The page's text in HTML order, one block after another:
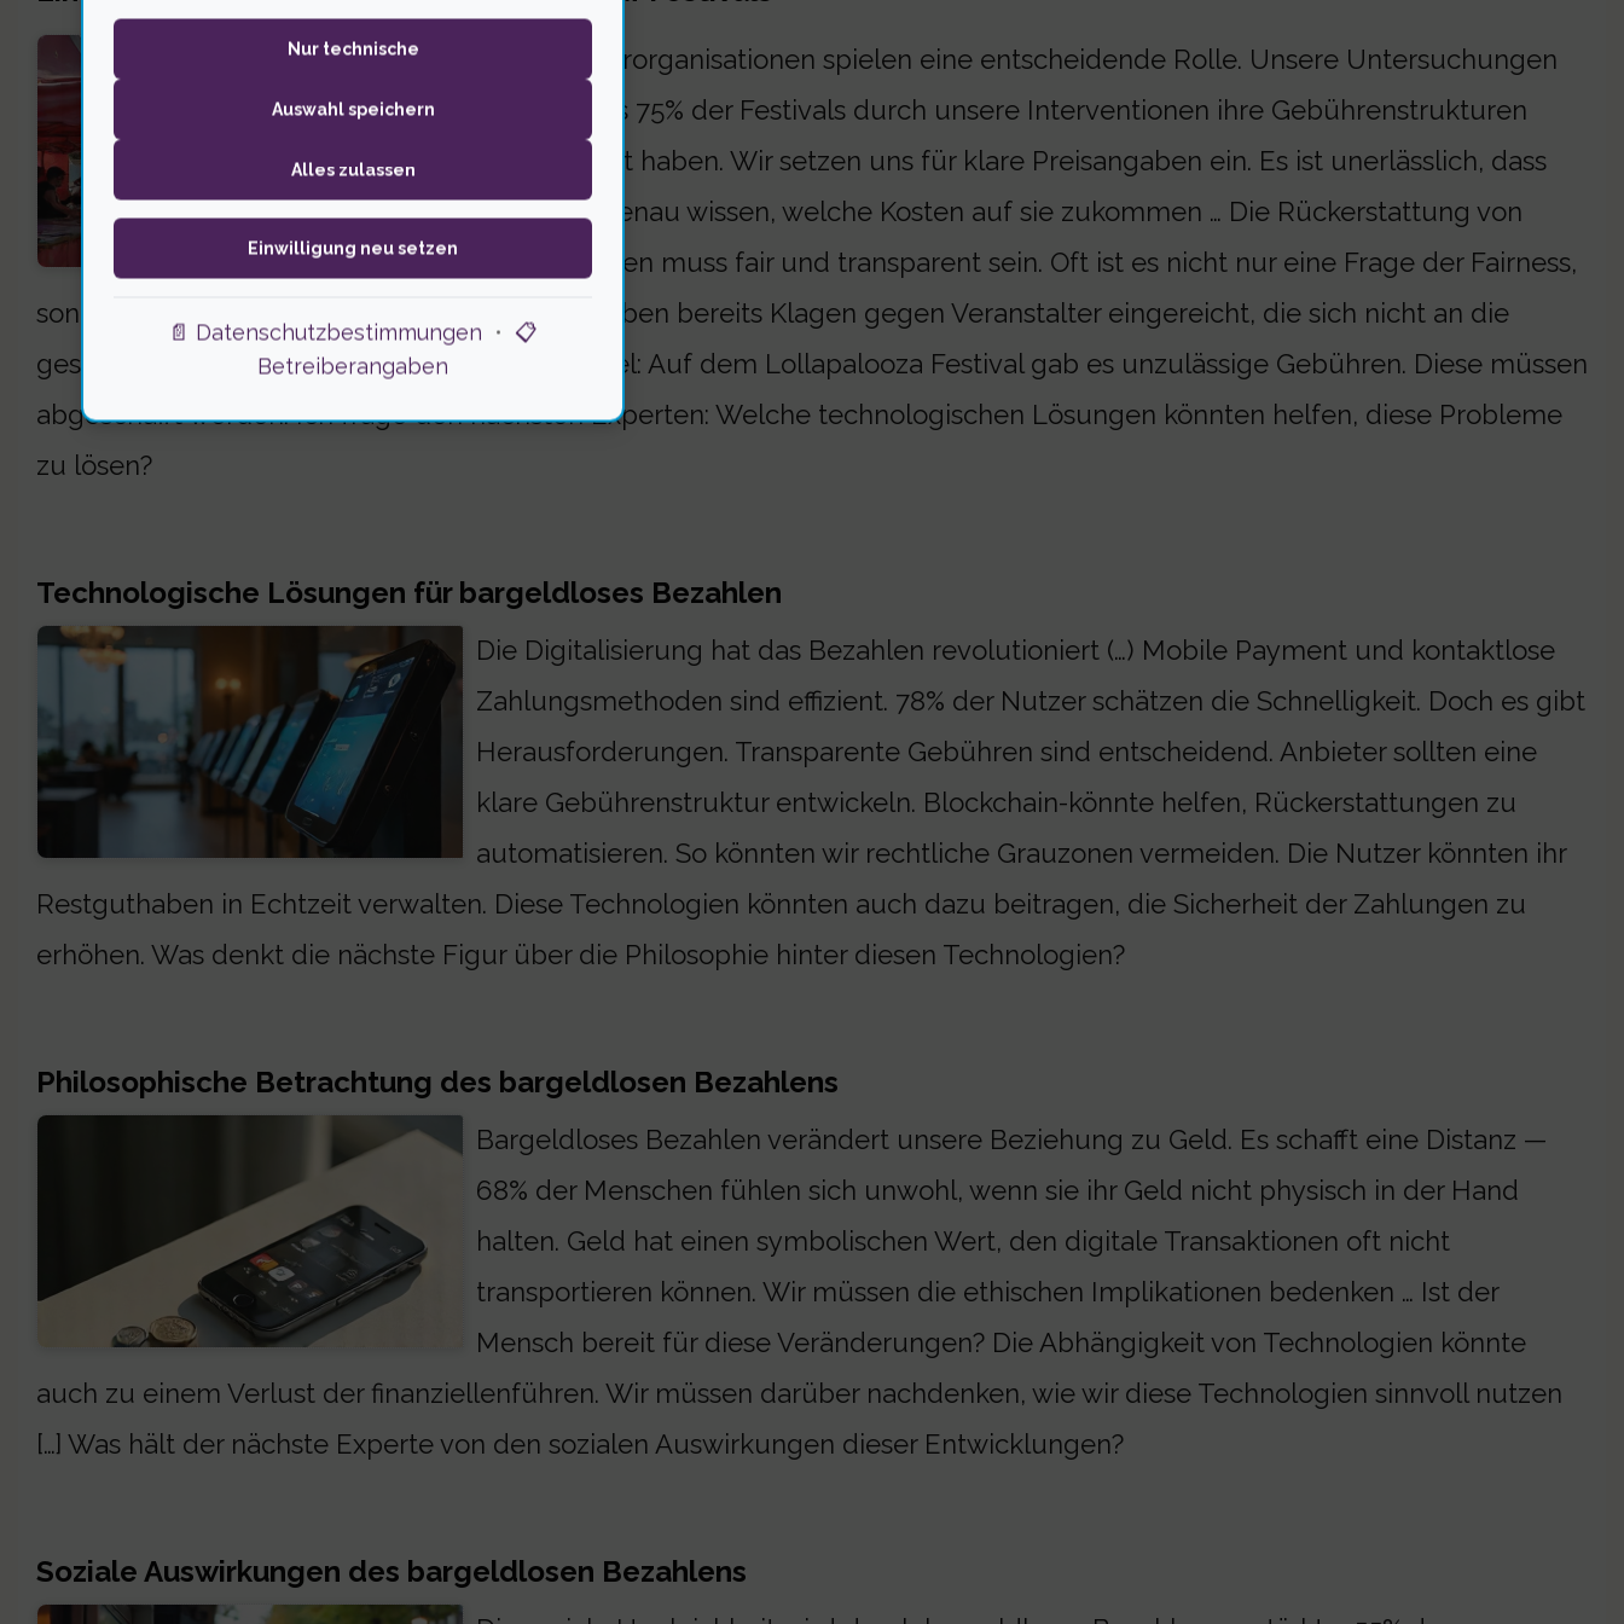
Verbraucherorganisationen spielen eine entscheidende Rolle. Unsere Untersuchungen
zeigen, dass 75% der Festivals durch unsere Interventionen ihre Gebührenstrukturen
überarbeitet haben. Wir setzen uns für klare Preisangaben ein. Es ist unerlässlich, dass
Besucher genau wissen, welche Kosten auf sie zukommen … Die Rückerstattung von
Restguthaben muss fair und transparent sein. Oft ist es nicht nur eine Frage der Fairness,
sondern auch der rechtlichen Vorgaben. Wir haben bereits Klagen gegen Veranstalter eingereicht, die sich nicht an die
gesetzlichen Bestimmungen halten. Ein Beispiel: Auf dem Lollapalooza Festival gab es unzulässige Gebühren. Diese müssen
abgeschafft werden. Ich frage den nächsten Experten: Welche technologischen Lösungen könnten helfen, diese Probleme
zu lösen?
Technologische Lösungen für bargeldloses Bezahlen
Die Digitalisierung hat das Bezahlen revolutioniert (…) Mobile Payment und kontaktlose
Zahlungsmethoden sind effizient. 78% der Nutzer schätzen die Schnelligkeit. Doch es gibt
Herausforderungen. Transparente Gebühren sind entscheidend. Anbieter sollten eine
klare Gebührenstruktur entwickeln. Blockchain-könnte helfen, Rückerstattungen zu
automatisieren. So könnten wir rechtliche Grauzonen vermeiden. Die Nutzer könnten ihr
Restguthaben in Echtzeit verwalten. Diese Technologien könnten auch dazu beitragen, die Sicherheit der Zahlungen zu
erhöhen. Was denkt die nächste Figur über die Philosophie hinter diesen Technologien?
Philosophische Betrachtung des bargeldlosen Bezahlens
Bargeldloses Bezahlen verändert unsere Beziehung zu Geld. Es schafft eine Distanz —
68% der Menschen fühlen sich unwohl, wenn sie ihr Geld nicht physisch in der Hand
halten. Geld hat einen symbolischen Wert, den digitale Transaktionen oft nicht
transportieren können. Wir müssen die ethischen Implikationen bedenken … Ist der
Mensch bereit für diese Veränderungen? Die Abhängigkeit von Technologien könnte
auch zu einem Verlust der finanziellenführen. Wir müssen darüber nachdenken, wie wir diese Technologien sinnvoll nutzen
[…] Was hält der nächste Experte von den sozialen Auswirkungen dieser Entwicklungen?
Soziale Auswirkungen des bargeldlosen Bezahlens
Nur technische
Auswahl speichern
Alles zulassen
Einwilligung neu setzen
📄 Datenschutzbestimmungen • 📋
Betreiberangaben